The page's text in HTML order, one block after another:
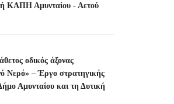
ΚΑΠΗ Αμυνταίου - Αετού
οδικός άξονας
Νερό» – Έργο στρατηγικής
Αμυνταίου και τη Δυτική